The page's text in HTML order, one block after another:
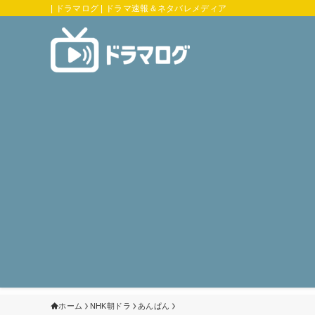
| ドラマログ | ドラマ速報＆ネタバレメディア
ホーム NHK朝ドラ あんぱん